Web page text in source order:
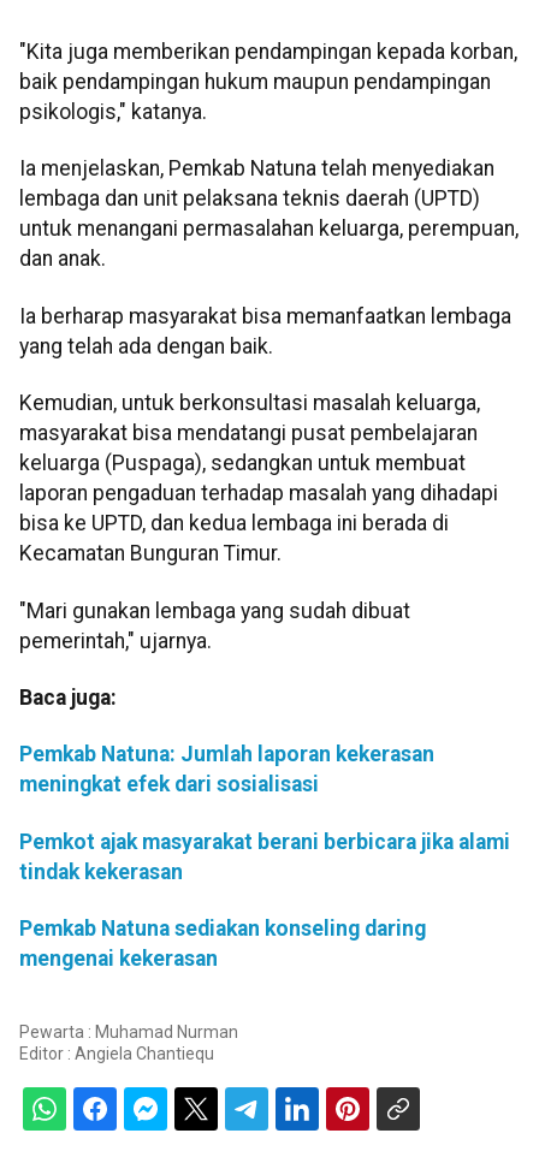
"Kita juga memberikan pendampingan kepada korban,
baik pendampingan hukum maupun pendampingan
psikologis," katanya.
Ia menjelaskan, Pemkab Natuna telah menyediakan
lembaga dan unit pelaksana teknis daerah (UPTD)
untuk menangani permasalahan keluarga, perempuan,
dan anak.
Ia berharap masyarakat bisa memanfaatkan lembaga
yang telah ada dengan baik.
Kemudian, untuk berkonsultasi masalah keluarga,
masyarakat bisa mendatangi pusat pembelajaran
keluarga (Puspaga), sedangkan untuk membuat
laporan pengaduan terhadap masalah yang dihadapi
bisa ke UPTD, dan kedua lembaga ini berada di
Kecamatan Bunguran Timur.
"Mari gunakan lembaga yang sudah dibuat
pemerintah," ujarnya.
Baca juga:
Pemkab Natuna: Jumlah laporan kekerasan
meningkat efek dari sosialisasi
Pemkot ajak masyarakat berani berbicara jika alami
tindak kekerasan
Pemkab Natuna sediakan konseling daring
mengenai kekerasan
Pewarta : Muhamad Nurman
Editor : Angiela Chantiequ